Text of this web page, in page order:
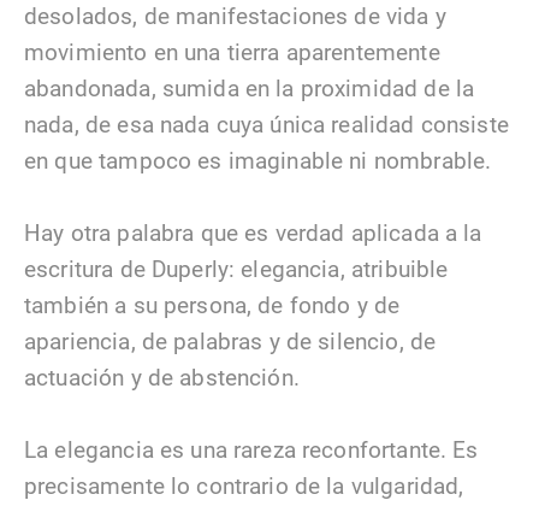
desolados, de manifestaciones de vida y
movimiento en una tierra aparentemente
abandonada, sumida en la proximidad de la
nada, de esa nada cuya única realidad consiste
en que tampoco es imaginable ni nombrable.
Hay otra palabra que es verdad aplicada a la
escritura de Duperly: elegancia, atribuible
también a su persona, de fondo y de
apariencia, de palabras y de silencio, de
actuación y de abstención.
La elegancia es una rareza reconfortante. Es
precisamente lo contrario de la vulgaridad,